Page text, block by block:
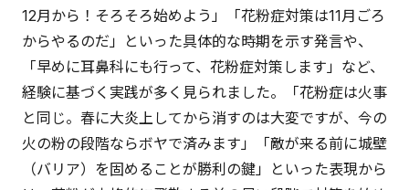
12月から！そろそろ始めよう」「花粉症対策は11月ごろ
からやるのだ」といった具体的な時期を示す発言や、
「早めに耳鼻科にも行って、花粉症対策します」など、
経験に基づく実践が多く見られました。「花粉症は火事
と同じ。春に大炎上してから消すのは大変ですが、今の
火の粉の段階ならボヤで済みます」「敵が来る前に城壁
（バリア）を固めることが勝利の鍵」といった表現から